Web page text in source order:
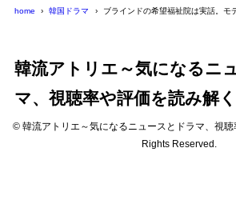
home 韓国ドラマ ブラインドの希望福祉院は実話。モ
韓流アトリエ～気になるニ
マ、視聴率や評価を読み解
© 韓流アトリエ～気になるニュースとドラマ、視聴
Rights Reserved.